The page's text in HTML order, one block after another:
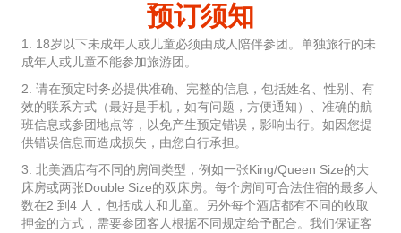
预订须知
1. 18岁以下未成年人或儿童必须由成人陪伴参团。单独旅行的未
成年人或儿童不能参加旅游团。
2. 请在预定时务必提供准确、完整的信息，包括姓名、性别、有
效的联系方式（最好是手机，如有问题，方便通知）、准确的航
班信息或参团地点等，以免产生预定错误，影响出行。如因您提
供错误信息而造成损失，由您自行承担。
3. 北美酒店有不同的房间类型，例如一张King/Queen Size的大
床房或两张Double Size的双床房。每个房间可合法住宿的最多人
数在2 到4 人，包括成人和儿童。另外每个酒店都有不同的收取
押金的方式，需要参团客人根据不同规定给予配合。我们保证客